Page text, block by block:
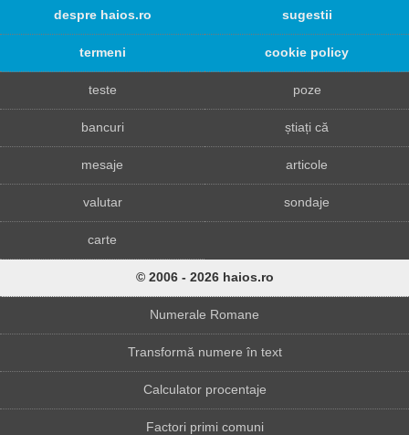
despre haios.ro sugestii
termeni cookie policy
teste poze
bancuri știați că
mesaje articole
valutar sondaje
carte
© 2006 - 2026 haios.ro
Numerale Romane
Transformă numere în text
Calculator procentaje
Factori primi comuni